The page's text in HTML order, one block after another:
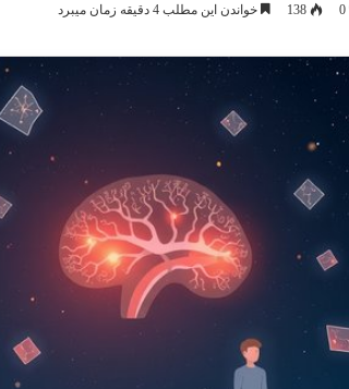
0
138 خواندن این مطلب 4 دقیقه زمان میبرد